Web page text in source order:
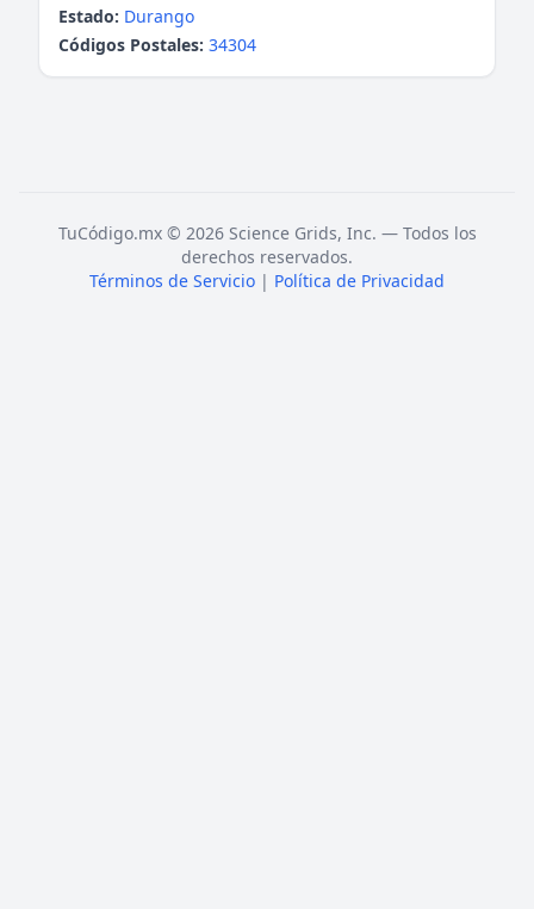
Estado: Durango
Códigos Postales: 34304
TuCódigo.mx © 2026 Science Grids, Inc. — Todos los
derechos reservados.
Términos de Servicio | Política de Privacidad